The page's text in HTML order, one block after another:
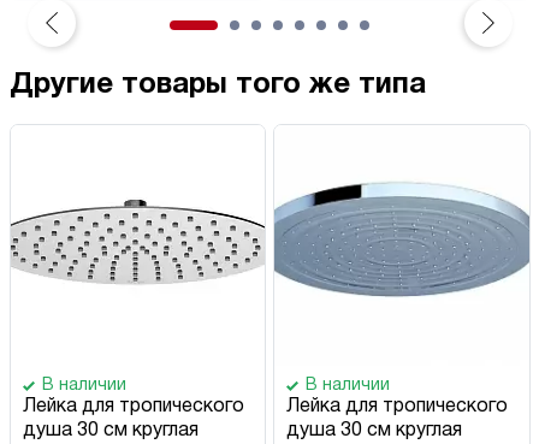
Другие товары того же типа
В наличии
Лейка для тропического
душа 30 см круглая
В наличии
Лейка для тропического
душа 30 см круглая